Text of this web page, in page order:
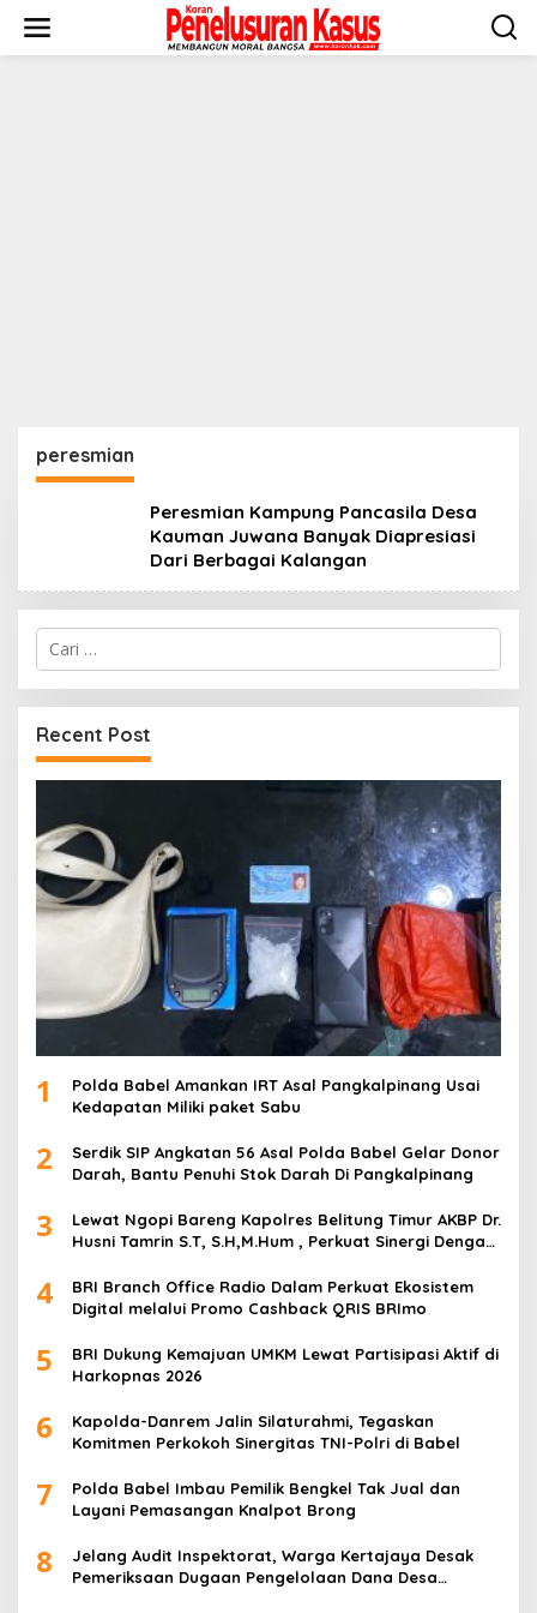
konten
peresmian
Peresmian Kampung Pancasila Desa
Kauman Juwana Banyak Diapresiasi
Dari Berbagai Kalangan
Cari
untuk:
Recent Post
1
Polda Babel Amankan IRT Asal Pangkalpinang Usai
Kedapatan Miliki paket Sabu
2
Serdik SIP Angkatan 56 Asal Polda Babel Gelar Donor
Darah, Bantu Penuhi Stok Darah Di Pangkalpinang
3
Lewat Ngopi Bareng Kapolres Belitung Timur AKBP Dr.
Husni Tamrin S.T, S.H,M.Hum , Perkuat Sinergi Dengan
4
BRI Branch Office Radio Dalam Perkuat Ekosistem
Digital melalui Promo Cashback QRIS BRImo
5
BRI Dukung Kemajuan UMKM Lewat Partisipasi Aktif di
Harkopnas 2026
6
Kapolda-Danrem Jalin Silaturahmi, Tegaskan
Komitmen Perkokoh Sinergitas TNI-Polri di Babel
7
Polda Babel Imbau Pemilik Bengkel Tak Jual dan
Layani Pemasangan Knalpot Brong
8
Jelang Audit Inspektorat, Warga Kertajaya Desak
Pemeriksaan Dugaan Pengelolaan Dana Desa